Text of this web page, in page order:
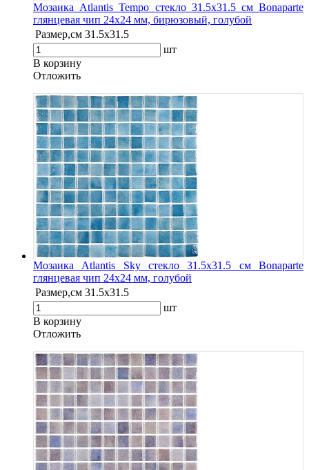
Мозаика Atlantis Tempo стекло 31.5х31.5 см Bonaparte
глянцевая чип 24х24 мм, бирюзовый, голубой
Размер,см 31.5х31.5
шт
В корзину
Oтложить
Мозаика Atlantis Sky стекло 31.5х31.5 см Bonaparte
глянцевая чип 24х24 мм, голубой
Размер,см 31.5х31.5
шт
В корзину
Oтложить